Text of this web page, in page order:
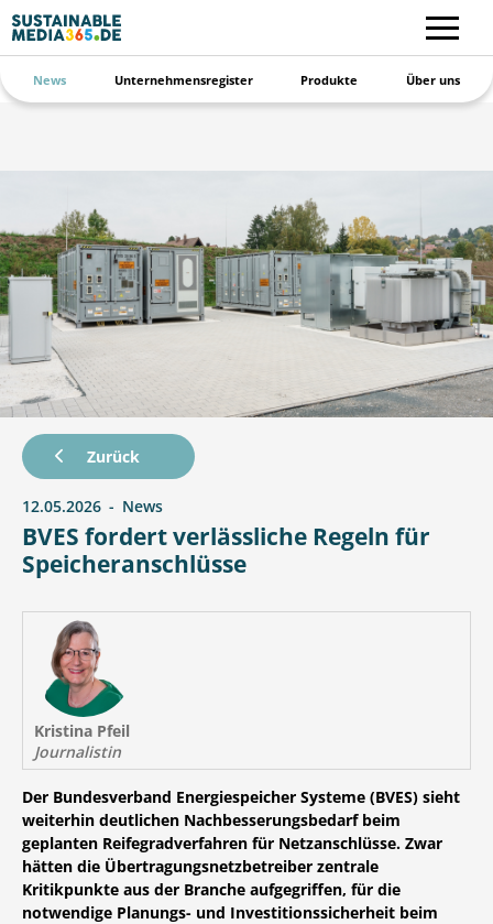
News Unternehmensregister Produkte Über uns
BVES fordert verlässliche Regeln für
Speicheranschlüsse
Zurück
12.05.2026 News
Kristina Pfeil
Journalistin
Der Bundesverband Energiespeicher Systeme (BVES) sieht
weiterhin deutlichen Nachbesserungsbedarf beim
geplanten Reifegradverfahren für Netzanschlüsse. Zwar
hätten die Übertragungsnetzbetreiber zentrale
Kritikpunkte aus der Branche aufgegriffen, für die
notwendige Planungs- und Investitionssicherheit beim